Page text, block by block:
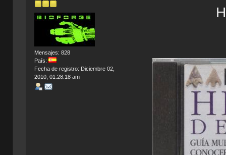
Mensajes: 828
País:
Fecha de registro: Diciembre 02,
2010, 01:28:18 am